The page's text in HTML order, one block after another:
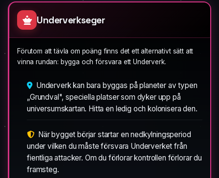
Underverkseger
Förutom att tävla om poäng finns det ett alternativt sätt att
vinna rundan: bygga och försvara ett Underverk.
Underverk kan bara byggas på planeter av typen
„Grundval", speciella platser som dyker upp på
universumskartan. Hitta en ledig och kolonisera den.
När bygget börjar startar en nedkylningsperiod
under vilken du måste försvara Underverket från
fientliga attacker. Om du förlorar kontrollen förlorar du
framsteg.